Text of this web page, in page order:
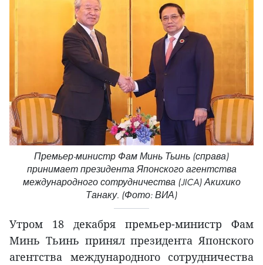
Премьер-министр Фам Минь Тьинь (справа)
принимает президента Японского агентства
международного сотрудничества (JICA) Акихико
Танаку. (Фото: ВИА)
Утром 18 декабря премьер-министр Фам
Минь Тьинь принял президента Японского
агентства международного сотрудничества